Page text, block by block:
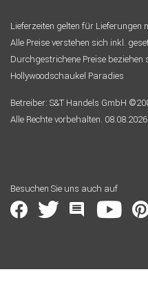
Lieferzeiten gelten für Lieferungen
Alle Preise verstehen sich inkl.
Durchgestrichene Preise
Hollywoodschaukel Paradies
Betreiber: S&T Handels GmbH
Alle Rechte vorbehalten. 08.08.2026
Besuchen Sie uns auch auf